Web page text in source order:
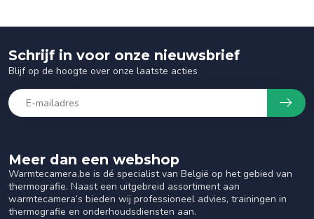
Meer dan een webshop
Warmtecamera.be is dé specialist van België op het gebied van
thermografie. Naast een uitgebreid assortiment aan
warmtecamera’s bieden wij professioneel advies, trainingen in
thermografie en onderhoudsdiensten aan.
Schrijf in voor onze nieuwsbrief
Blijf op de hoogte over onze laatste acties